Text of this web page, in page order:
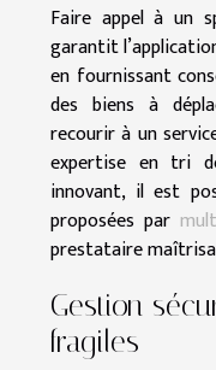
Faire appel à un
garantit
en fournissant
des biens à
recourir à un
expertise en tri
innovant, il est
proposées par
prestataire
Gestion
fragiles